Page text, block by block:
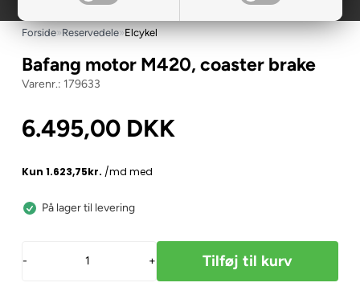
Forside»Reservedele»Elcykel
Bafang motor M420, coaster brake
179633
6.495,00 DKK
På lager til levering
- +